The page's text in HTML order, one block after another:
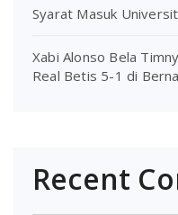
Syarat Masuk
Xabi Alonso Bela
Real Betis 5-1 di
Recent